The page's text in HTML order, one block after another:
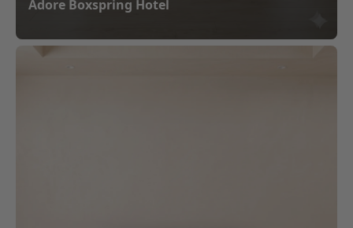
Adore Boxspring Hotel